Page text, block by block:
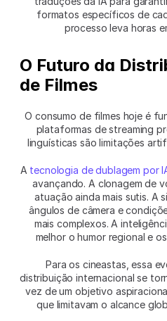
formatos específicos de
processo leva horas
O Futuro da
de Filmes
O consumo de filmes hoje é
plataformas de streaming
linguísticas são limitações
A tecnologia de dublagem por
avançando. A clonagem de
atuação ainda mais sutis. A
ângulos de câmera e
mais complexos. A
melhor o humor regional e
Para os cineastas, essa
distribuição internacional se
vez de um objetivo
que limitavam o alcance